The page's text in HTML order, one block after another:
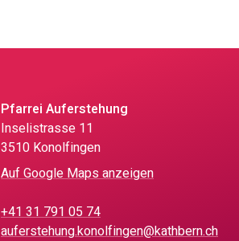
Pfarrei Auferstehung
Inselistrasse 11
3510 Konolfingen
Auf Google Maps anzeigen
+41 31 791 05 74
auferstehung.konolfingen@kathbern.ch